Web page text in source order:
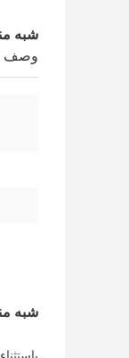
شبه
وصف
شبه